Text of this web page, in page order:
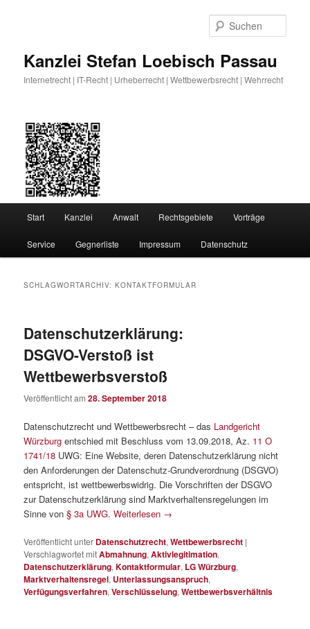
Kanzlei Stefan Loebisch Passau
Internetrecht | IT-Recht | Urheberrecht | Wettbewerbsrecht | Wehrrecht
Start Kanzlei Anwalt Rechtsgebiete Vorträge
Service Gegnerliste Impressum Datenschutz
SCHLAGWORTARCHIV:KONTAKTFORMULAR
Datenschutzerklärung:
DSGVO-Verstoß ist
Wettbewerbsverstoß
Veröffentlicht am28. September 2018
Datenschutzrecht und Wettbewerbsrecht – das Landgericht
Würzburg entschied mit Beschluss vom 13.09.2018, Az. 11 O
1741/18 UWG: Eine Website, deren Datenschutzerklärung nicht
den Anforderungen der Datenschutz-Grundverordnung (DSGVO)
entspricht, ist wettbewerbswidrig. Die Vorschriften der DSGVO
zur Datenschutzerklärung sind Marktverhaltensregelungen im
Sinne von§ 3a UWG.Weiterlesen →
Veröffentlicht unter Datenschutzrecht,Wettbewerbsrecht |
Verschlagwortet mitAbmahnung,Aktivlegitimation,
Datenschutzerklärung,Kontaktformular, LG Würzburg,
Marktverhaltensregel, Unterlassungsanspruch,
Verfügungsverfahren,Verschlüsselung,Wettbewerbsverhältnis